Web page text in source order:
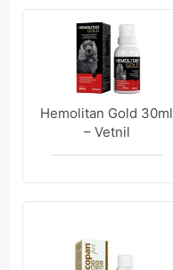
Hemolitan Gold 30ml
– Vetnil